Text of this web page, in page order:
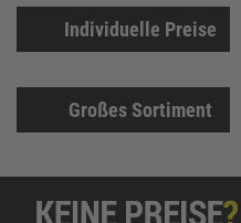
Individuelle Preise
Großes Sortiment